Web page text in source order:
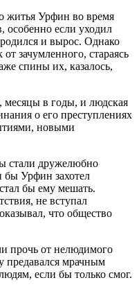
житья Урфин во время
особенно если уходил
и вырос. Однако
зачумленного, стараясь
спины их, казалось,
месяцы в годы, и людская
о его преступлениях
новыми
стали дружелюбно
бы Урфин захотел
бы ему мешать.
не вступал
что общество
прочь от нелюдимого
мрачным
если бы только смог.